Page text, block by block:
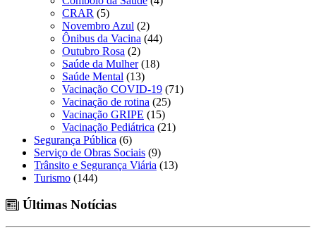
CRAR (5)
Novembro Azul (2)
Ônibus da Vacina (44)
Outubro Rosa (2)
Saúde da Mulher(18)
Saúde Mental (13)
Vacinação COVID-19 (71)
Vacinação de rotina (25)
Vacinação GRIPE (15)
Vacinação Pediátrica (21)
Segurança Pública (6)
Serviço de Obras Sociais (9)
Trânsito e Segurança Viária (13)
Turismo (144)
Últimas Notícias